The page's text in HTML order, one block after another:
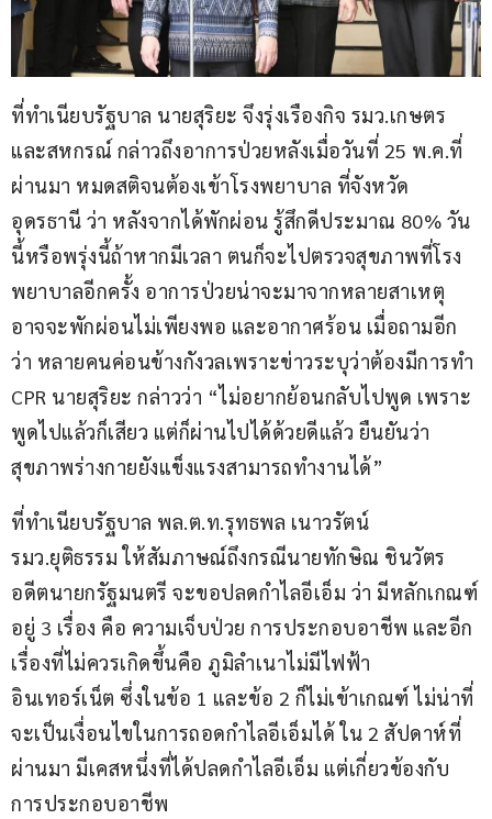
ที่ทำเนียบรัฐบาล นายสุริยะ จึงรุ่งเรืองกิจ รมว.เกษตร
และสหกรณ์ กล่าวถึงอาการป่วยหลังเมื่อวันที่ 25 พ.ค.ที่
ผ่านมา หมดสติจนต้องเข้าโรงพยาบาล ที่จังหวัด
อุดรธานี ว่า หลังจากได้พักผ่อน รู้สึกดีประมาณ 80% วัน
นี้หรือพรุ่งนี้ถ้าหากมีเวลา ตนก็จะไปตรวจสุขภาพที่โรง
พยาบาลอีกครั้ง อาการป่วยน่าจะมาจากหลายสาเหตุ
อาจจะพักผ่อนไม่เพียงพอ และอากาศร้อน เมื่อถามอีก
ว่า หลายคนค่อนข้างกังวลเพราะข่าวระบุว่าต้องมีการทำ
CPR นายสุริยะ กล่าวว่า “ไม่อยากย้อนกลับไปพูด เพราะ
พูดไปแล้วก็เสียว แต่ก็ผ่านไปได้ด้วยดีแล้ว ยืนยันว่า
สุขภาพร่างกายยังแข็งแรงสามารถทำงานได้”
ที่ทำเนียบรัฐบาล พล.ต.ท.รุทธพล เนาวรัตน์
รมว.ยุติธรรม ให้สัมภาษณ์ถึงกรณีนายทักษิณ ชินวัตร
อดีตนายกรัฐมนตรี จะขอปลดกำไลอีเอ็ม ว่า มีหลักเกณฑ์
อยู่ 3 เรื่อง คือ ความเจ็บป่วย การประกอบอาชีพ และอีก
เรื่องที่ไม่ควรเกิดขึ้นคือ ภูมิลำเนาไม่มีไฟฟ้า
อินเทอร์เน็ต ซึ่งในข้อ 1 และข้อ 2 ก็ไม่เข้าเกณฑ์ ไม่น่าที่
จะเป็นเงื่อนไขในการถอดกำไลอีเอ็มได้ ใน 2 สัปดาห์ที่
ผ่านมา มีเคสหนึ่งที่ได้ปลดกำไลอีเอ็ม แต่เกี่ยวข้องกับ
การประกอบอาชีพ